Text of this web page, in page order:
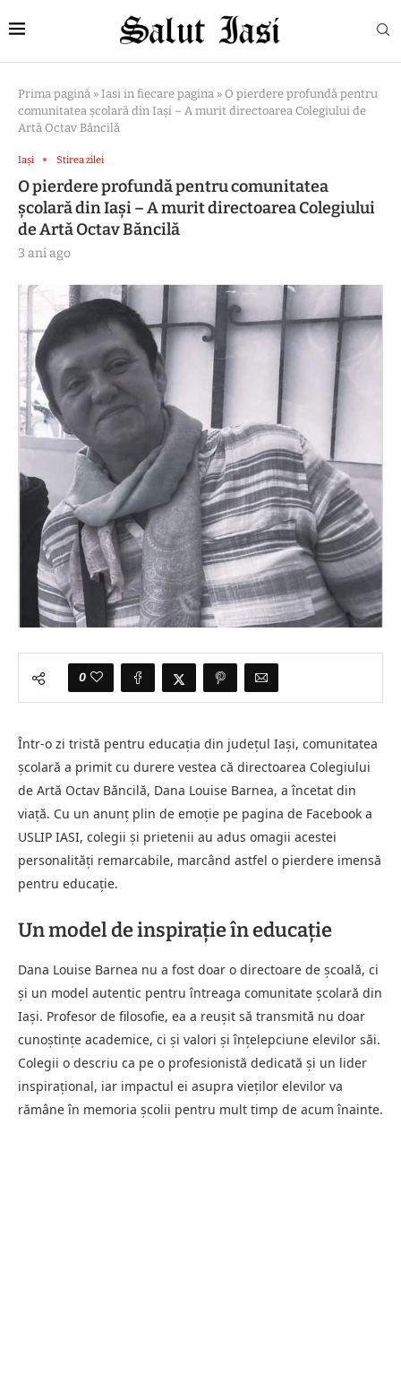
Prima pagină » Iasi in fiecare pagina » O pierdere profundă pentru
comunitatea şcolară din Iaşi – A murit directoarea Colegiului de
Artă Octav Băncilă
Iași Stirea zilei
O pierdere profundă pentru comunitatea
şcolară din Iaşi – A murit directoarea Colegiului
de Artă Octav Băncilă
3 ani ago
0
Într-o zi tristă pentru educaţia din judeţul Iaşi, comunitatea
şcolară a primit cu durere vestea că directoarea Colegiului
de Artă Octav Băncilă, Dana Louise Barnea, a încetat din
viaţă. Cu un anunţ plin de emoţie pe pagina de Facebook a
USLIP IASI, colegii şi prietenii au adus omagii acestei
personalităţi remarcabile, marcând astfel o pierdere imensă
pentru educaţie.
Un model de inspiraţie în educaţie
Dana Louise Barnea nu a fost doar o directoare de şcoală, ci
şi un model autentic pentru întreaga comunitate şcolară din
Iaşi. Profesor de filosofie, ea a reuşit să transmită nu doar
cunoştinţe academice, ci şi valori şi înţelepciune elevilor săi.
Colegii o descriu ca pe o profesionistă dedicată şi un lider
inspiraţional, iar impactul ei asupra vieţilor elevilor va
rămâne în memoria şcolii pentru mult timp de acum înainte.